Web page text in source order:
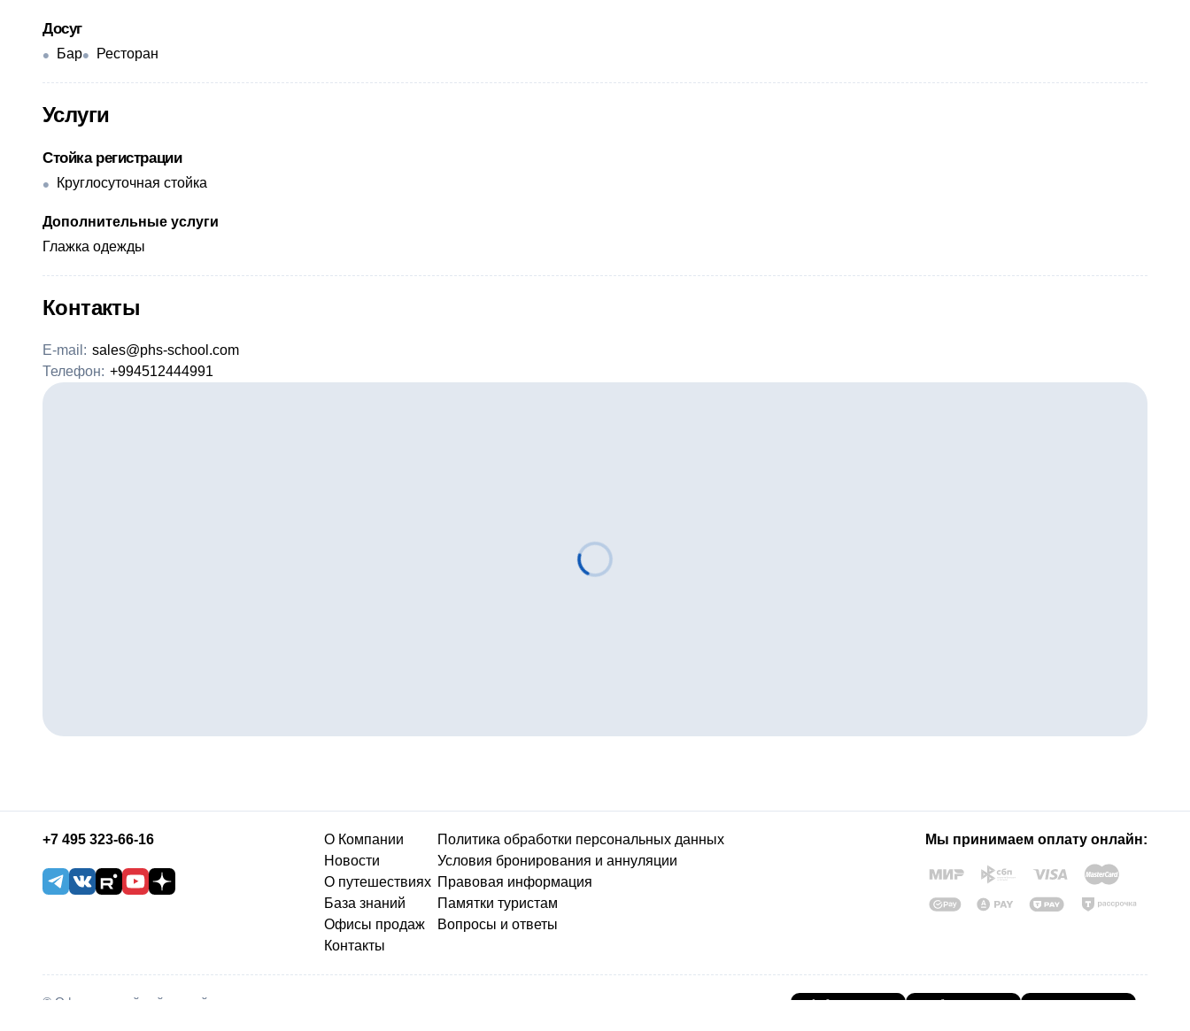
Досуг
Бар Ресторан
Услуги
Стойка регистрации
Круглосуточная стойка
Дополнительные услуги
Глажка одежды
Контакты
E-mail: sales@phs-school.com
Телефон: +994512444991
+7 495 323-66-16
О Компании
Новости
О путешествиях
База знаний
Офисы продаж
Контакты
Политика обработки персональных данных
Условия бронирования и аннуляции
Правовая информация
Памятки туристам
Вопросы и ответы
Мы принимаем оплату онлайн:
© Официальный сайт онлайн туристического агентства